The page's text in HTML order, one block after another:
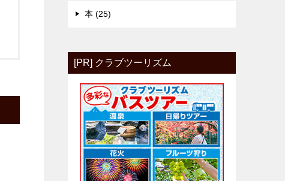
本 (25)
[PR] クラブツーリズム